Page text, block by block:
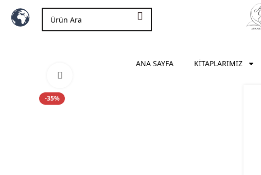
ANA SAYFA KİTAPLARIMIZ
-35%